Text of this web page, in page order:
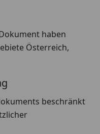
haben
Österreich,
beschränkt